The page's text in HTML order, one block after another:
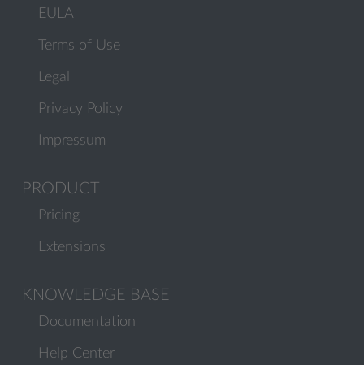
EULA
Terms of Use
Legal
Privacy Policy
Impressum
PRODUCT
Pricing
Extensions
KNOWLEDGE BASE
Documentation
Help Center